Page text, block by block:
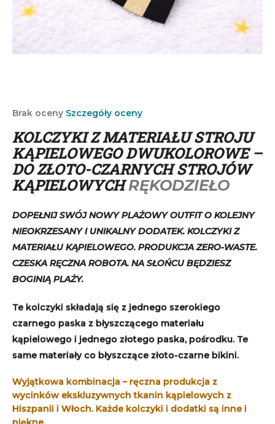
Średnia
produktu
wynosi
0,0
na
5
gwiazdek.
Brak oceny Szczegóły oceny
KOLCZYKI Z MATERIAŁU STROJU
KĄPIELOWEGO DWUKOLOROWE –
DO ZŁOTO-CZARNYCH STROJÓW
KĄPIELOWYCHRĘKODZIEŁO
DOPEŁNIJ SWÓJ NOWY PLAŻOWY OUTFIT O KOLEJNY
NIEOKRZESANY I UNIKALNY DODATEK. KOLCZYKI Z
MATERIAŁU KĄPIELOWEGO. PRODUKCJA ZERO-WASTE.
CZESKA RĘCZNA ROBOTA. NA SŁOŃCU BĘDZIESZ
BOGINIĄ PLAŻY.
Te kolczyki składają się z jednego szerokiego
czarnego paska z błyszczącego materiału
kąpielowego i jednego złotego paska, pośrodku. Te
same materiały co błyszczące złoto-czarne bikini.
Wyjątkowa kombinacja – ręczna produkcja z
wycinków ekskluzywnych tkanin kąpielowych z
Hiszpanii i Włoch. Każde kolczyki i dodatki są inne i
o
l
e
c
a
m
y